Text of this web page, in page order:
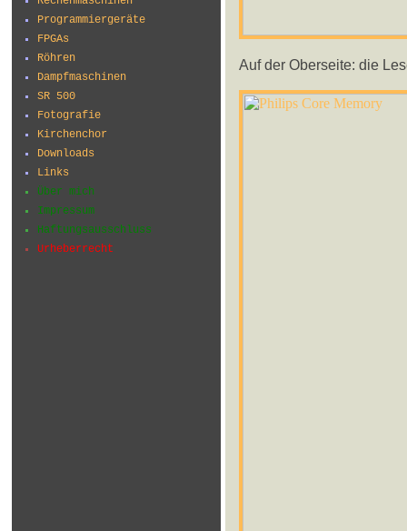
Programmiergeräte
FPGAs
Röhren
Dampfmaschinen
SR 500
Fotografie
Kirchenchor
Downloads
Links
Über mich
Impressum
Haftungsausschluss
Urheberrecht
Auf der Oberseite: die